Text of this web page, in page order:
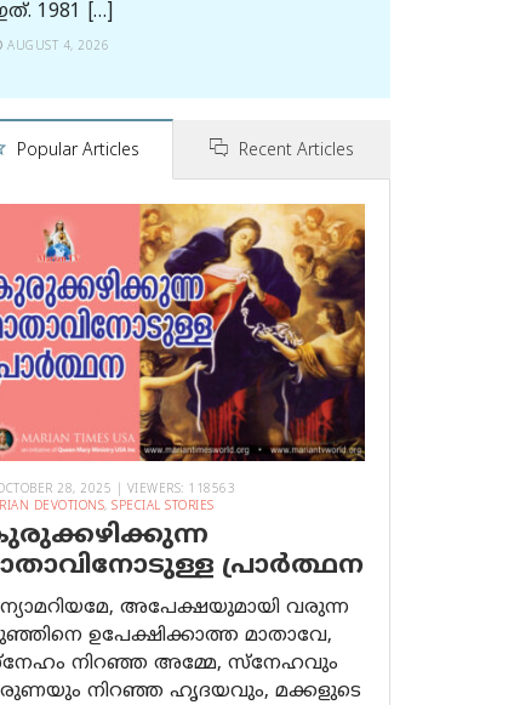
1981 […]
AUGUST 4, 2026
Popular Articles Recent Articles
28, 2025 | VIEWERS: 118563
DEVOTIONS, SPECIAL STORIES
പ്രാര്‍ത്ഥന
അപേക്ഷയുമായി വരുന്ന
ഉപേക്ഷിക്കാത്ത മാതാവേ,
നിറഞ്ഞ അമ്മേ, സ്നേഹവും
നിറഞ്ഞ ഹൃദയവും, മക്കളുടെ